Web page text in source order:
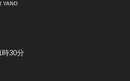
YANO
30分